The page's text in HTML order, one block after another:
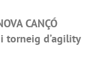
CANÇÓ
torneig d’agility